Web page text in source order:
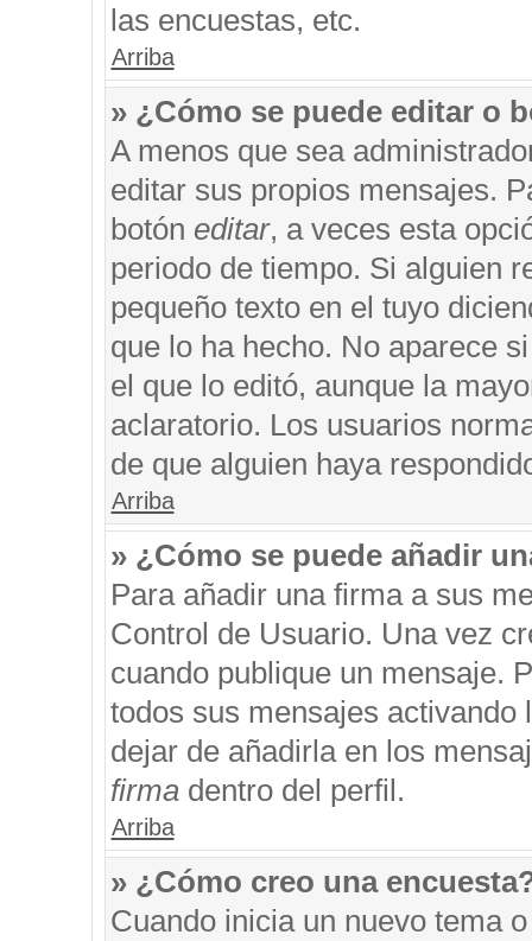
las encuestas, etc.
Arriba
» ¿Cómo se puede editar o
A menos que sea
editar sus propios mensajes.
botón editar, a veces esta
periodo de tiempo. Si alguien
pequeño texto en el tuyo
que lo ha hecho. No aparece
el que lo editó, aunque la
aclaratorio. Los usuarios
de que alguien haya
Arriba
» ¿Cómo se puede añadir
Para añadir una firma a sus
Control de Usuario. Una vez
cuando publique un mensaje.
todos sus mensajes
dejar de añadirla en los
firmadentro del perfil.
Arriba
» ¿Cómo creo una
Cuando inicia un nuevo tema